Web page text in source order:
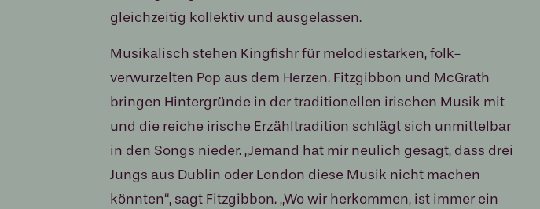
gleichzeitig kollektiv und ausgelassen.
Musikalisch stehen Kingfishr für melodiestarken, folk-
verwurzelten Pop aus dem Herzen. Fitzgibbon und McGrath
bringen Hintergründe in der traditionellen irischen Musik mit
und die reiche irische Erzähltradition schlägt sich unmittelbar
in den Songs nieder. „Jemand hat mir neulich gesagt, dass drei
Jungs aus Dublin oder London diese Musik nicht machen
könnten“, sagt Fitzgibbon. „Wo wir herkommen, ist immer ein